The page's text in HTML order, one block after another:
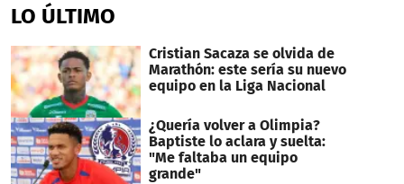
LO ÚLTIMO
Cristian Sacaza se olvida de
Marathón: este sería su nuevo
equipo en la Liga Nacional
¿Quería volver a Olimpia?
Baptiste lo aclara y suelta:
"Me faltaba un equipo
grande"